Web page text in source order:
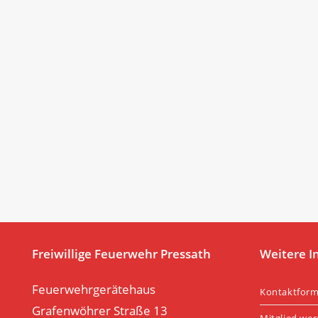
Freiwillige Feuerwehr Pressath
Feuerwehrgerätehaus
Grafenwöhrer Straße 13
Weitere